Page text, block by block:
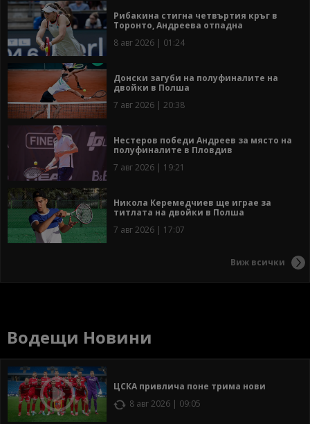
Рибакина стигна четвъртия кръг в
Торонто, Андреева отпадна
8 авг 2026 | 01:24
Донски загуби на полуфиналите на
двойки в Полша
7 авг 2026 | 20:38
Нестеров победи Андреев за място на
полуфиналите в Пловдив
7 авг 2026 | 19:21
Никола Керемедчиев ще играе за
титлата на двойки в Полша
7 авг 2026 | 17:07
Виж всички
Водещи Новини
ЦСКА привлича поне трима нови
8 авг 2026 | 09:05